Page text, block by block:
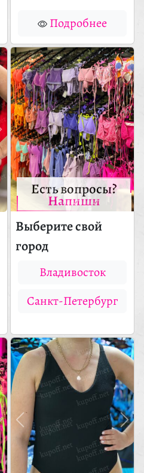
Есть вопросы?
Напиши
Выберите свой
город
Владивосток
Санкт-Петербург
Подробнее